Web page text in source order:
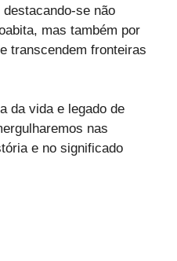
destacando-se não
mas também por
transcendem fronteiras
da vida e legado de
nas
e no significado